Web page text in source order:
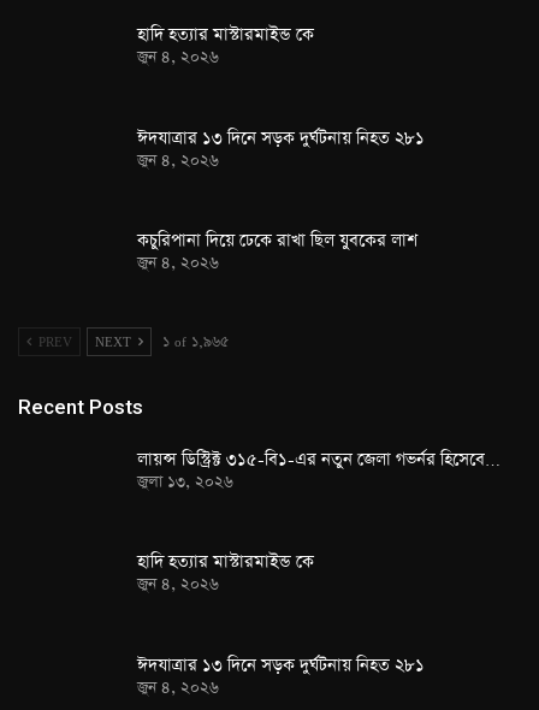
হাদি হত্যার মাস্টারমাইন্ড কে
জুন ৪, ২০২৬
ঈদযাত্রার ১৩ দিনে সড়ক দুর্ঘটনায় নিহত ২৮১
জুন ৪, ২০২৬
কচুরিপানা দিয়ে ঢেকে রাখা ছিল যুবকের লাশ
জুন ৪, ২০২৬
PREV NEXT ১ of ১,৯৬৫
Recent Posts
লায়ন্স ডিস্ট্রিক্ট ৩১৫-বি১-এর নতুন জেলা গভর্নর হিসেবে…
জুলা ১৩, ২০২৬
হাদি হত্যার মাস্টারমাইন্ড কে
জুন ৪, ২০২৬
ঈদযাত্রার ১৩ দিনে সড়ক দুর্ঘটনায় নিহত ২৮১
জুন ৪, ২০২৬